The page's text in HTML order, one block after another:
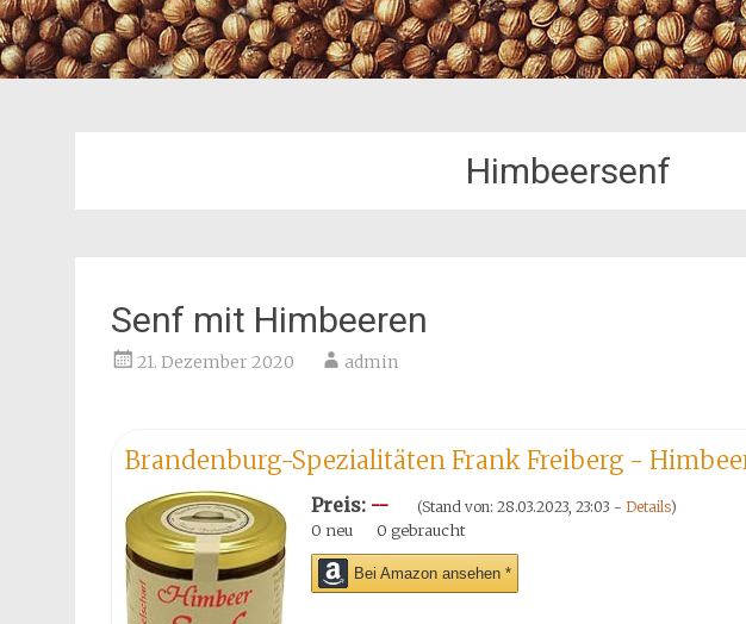
Himbeersenf
Senf mit Himbeeren
21. Dezember 2020 admin
Brandenburg-Spezialitäten Frank Freiberg -
Preis: -- (Stand von: 28.03.2023, 23:03 - Details)
0 neu 0 gebraucht
Bei Amazon ansehen *